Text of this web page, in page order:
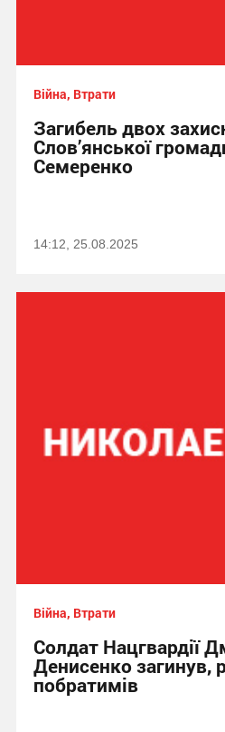
Війна, Втрати
Загибель двох
Слов’янської
Семеренко
14:12, 25.08.2025
Війна, Втрати
Солдат Нацгвардії
Денисенко загинув,
побратимів